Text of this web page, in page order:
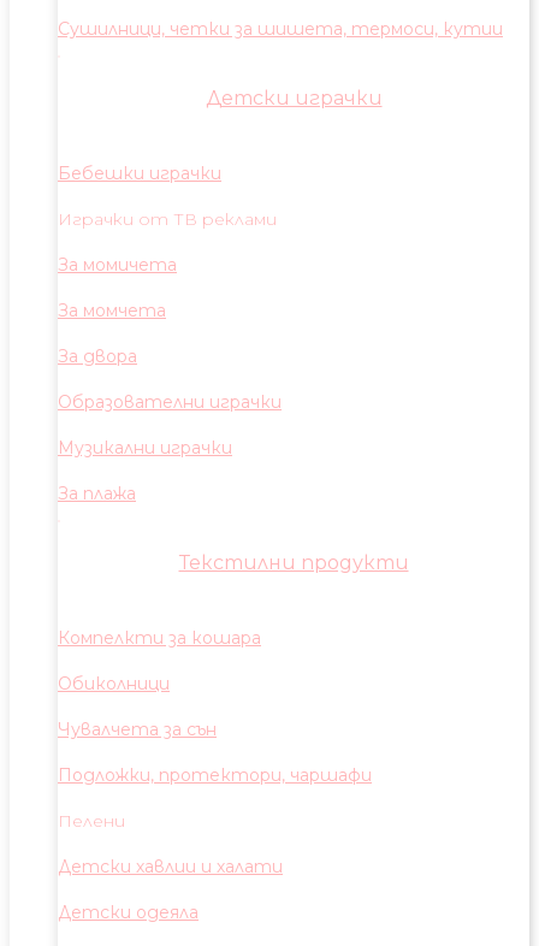
Сушилници, четки за шишета, термоси, кутии
Детски играчки
Бебешки играчки
Играчки от ТВ реклами
За момичета
За момчета
За двора
Образователни играчки
Музикални играчки
За плажа
Текстилни продукти
Компелкти за кошара
Обиколници
Чувалчета за сън
Подложки, протектори, чаршафи
Пелени
Детски хавлии и халати
Детски одеяла